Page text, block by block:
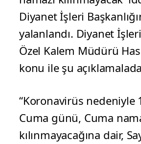
Diyanet İşleri
yalanlandı. Diyanet İşleri
Özel Kalem Müdürü
konu ile şu
“Koronavirüs nedeniyle
Cuma günü, Cuma
kılınmayacağına dair,